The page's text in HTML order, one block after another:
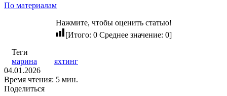
По материалам
Нажмите, чтобы оценить статью!
[Итого: 0 Среднее значение: 0]
Теги
марина
яхтинг
04.01.2026
Время чтения: 5 мин.
Поделиться